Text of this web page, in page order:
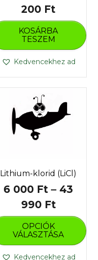
200 Ft
KOSÁRBA
TESZEM
Kedvencekhez ad
Lithium-klorid (LiCl)
6 000 Ft – 43
990 Ft
6
000 Ft
OPCIÓK
VÁLASZTÁSA
a
Kedvencekhez ad